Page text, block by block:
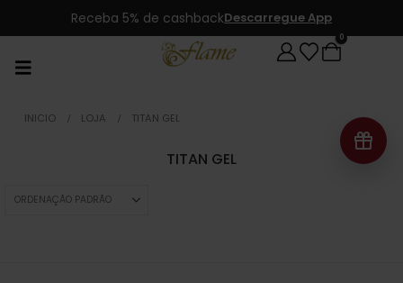
Receba 5% de cashbackDescarregue App
0
INICIO LOJA TITAN GEL
TITAN GEL